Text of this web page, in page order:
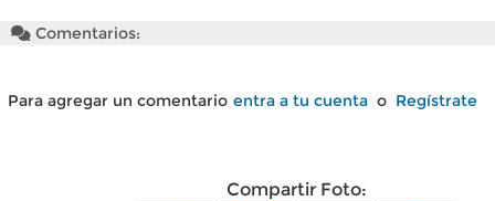
Comentarios:
Para agregar un comentario entra a tu cuenta o Regístrate
Compartir Foto: